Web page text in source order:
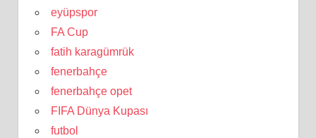
eyüpspor
FA Cup
fatih karagümrük
fenerbahçe
fenerbahçe opet
FIFA Dünya Kupası
futbol